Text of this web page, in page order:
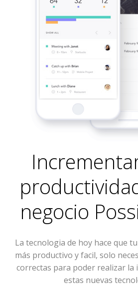
negocio
La tecnologia de hoy hace que
más productivo y facil, solo
correctas para poder realizar la
estas nuevas